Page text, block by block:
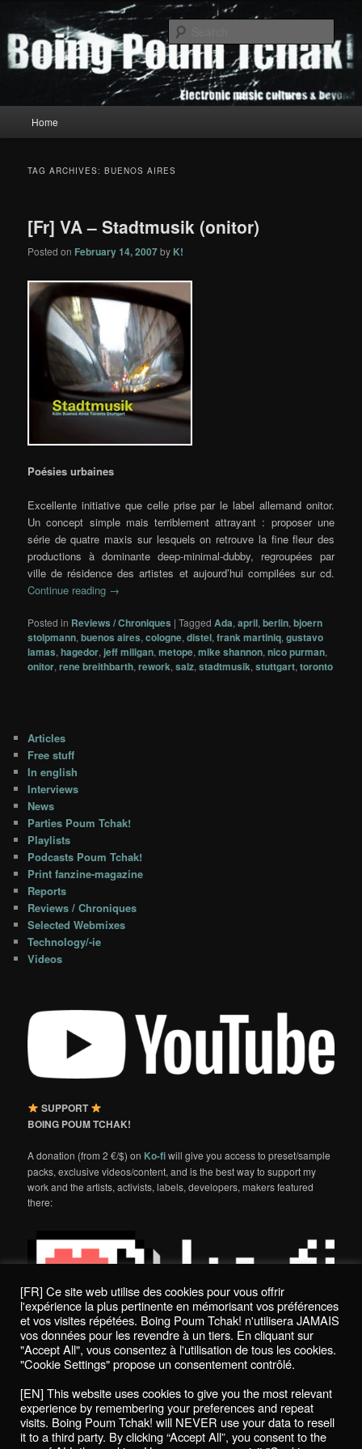
primary
content
secondary
contentBoing Poum Tchak!
Home
TAG ARCHIVES:BUENOS AIRES
[Fr] VA – Stadtmusik (onitor)
Posted on February 14, 2007by K!
Poésies urbaines
Excellente initiative que celle prise par le label allemand onitor.
Un concept simple mais terriblement attrayant : proposer une
série de quatre maxis sur lesquels on retrouve la fine fleur des
productions à dominante deep-minimal-dubby, regroupées par
ville de résidence des artistes et aujourd’hui compilées sur cd.
Continue reading →
Posted in Reviews / Chroniques |Tagged Ada,april,berlin,bjoern
stolpmann,buenos aires,cologne,distel,frank martiniq,gustavo
lamas,hagedor, jeff miligan,metope,mike shannon,nico purman,
onitor,rene breithbarth,rework,salz,stadtmusik,stuttgart,toronto
Articles
Free stuff
In english
Interviews
News
Parties Poum Tchak!
Playlists
Podcasts Poum Tchak!
Print fanzine-magazine
Reports
Reviews / Chroniques
Selected Webmixes
Technology/-ie
Videos
SUPPORT
BOING POUM TCHAK!
A donation (from 2 €/$) on Ko-fiwill give you access to preset/sample
packs, exclusive videos/content, and is the best way to support my
work and the artists, activists, labels, developers, makers featured
there:
Politique de confidentialité / Privacy Policy
Boing Poum Tchak! - 2022
[FR] Ce site web utilise des cookies pour vous offrir
l'expérience la plus pertinente en mémorisant vos préférences
et vos visites répétées. Boing Poum Tchak! n'utilisera JAMAIS
vos données pour les revendre à un tiers. En cliquant sur
"Accept All", vous consentez à l'utilisation de tous les cookies.
"Cookie Settings" propose un consentement contrôlé.
[EN] This website uses cookies to give you the most relevant
experience by remembering your preferences and repeat
visits. Boing Poum Tchak! will NEVER use your data to resell
it to a third party. By clicking “Accept All”, you consent to the